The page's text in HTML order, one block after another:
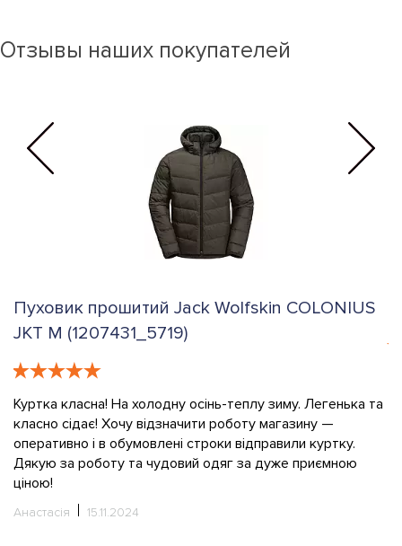
Отзывы наших покупателей
Пуховик прошитий Jack Wolfskin COLONIUS
JKT M (1207431_5719)
Куртка класна! На холодну осінь-теплу зиму. Легенька та
класно сідає! Хочу відзначити роботу магазину —
оперативно і в обумовлені строки відправили куртку.
Дякую за роботу та чудовий одяг за дуже приємною
ціною!
Анастасія 15.11.2024